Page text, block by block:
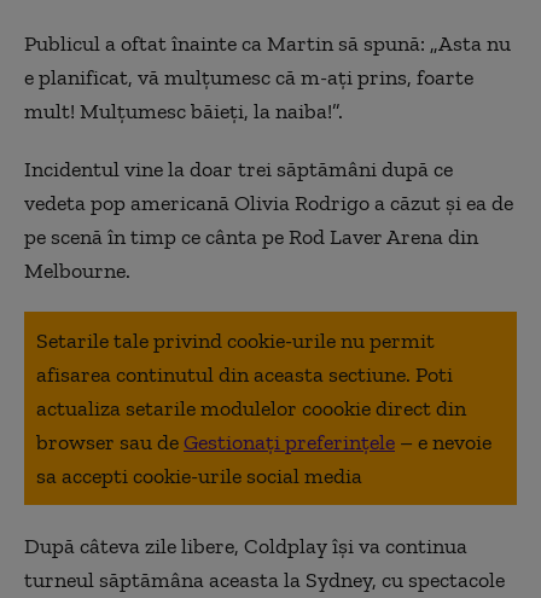
Publicul a oftat înainte ca Martin să spună: „Asta nu
e planificat, vă mulţumesc că m-aţi prins, foarte
mult! Mulţumesc băieţi, la naiba!”.
Incidentul vine la doar trei săptămâni după ce
vedeta pop americană Olivia Rodrigo a căzut şi ea de
pe scenă în timp ce cânta pe Rod Laver Arena din
Melbourne.
Setarile tale privind cookie-urile nu permit
afisarea continutul din aceasta sectiune. Poti
actualiza setarile modulelor coookie direct din
browser sau deGestionați preferințele – e nevoie
sa accepti cookie-urile social media
După câteva zile libere, Coldplay îşi va continua
turneul săptămâna aceasta la Sydney, cu spectacole